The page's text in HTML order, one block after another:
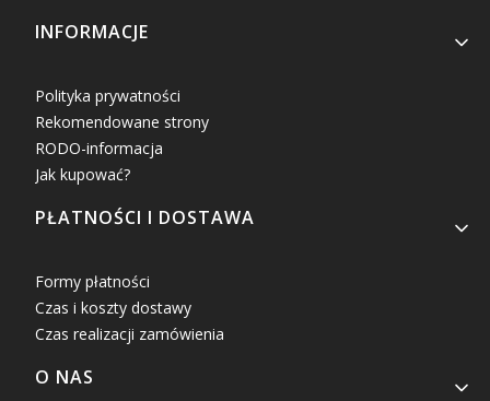
INFORMACJE
Polityka prywatności
Rekomendowane strony
RODO-informacja
Jak kupować?
PŁATNOŚCI I DOSTAWA
Formy płatności
Czas i koszty dostawy
Czas realizacji zamówienia
O NAS